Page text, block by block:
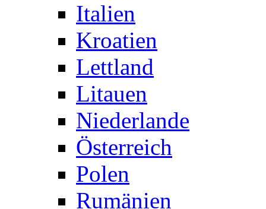
Italien
Kroatien
Lettland
Litauen
Niederlande
Österreich
Polen
Rumänien